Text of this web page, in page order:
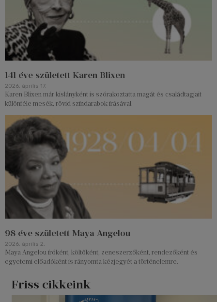
141 éve született Karen Blixen
2026. április 17.
Karen Blixen már kislányként is szórakoztatta magát és családtagjait
különféle mesék, rövid színdarabok írásával.
98 éve született Maya Angelou
2026. április 2.
Maya Angelou íróként, költőként, zeneszerzőként, rendezőként és
egyetemi előadóként is rányomta kézjegyét a történelemre.
Friss cikkeink